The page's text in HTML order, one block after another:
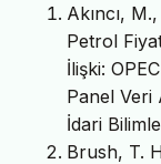
Akıncı,
Petrol
İlişki:
Panel Veri
İdari
Brush, T.